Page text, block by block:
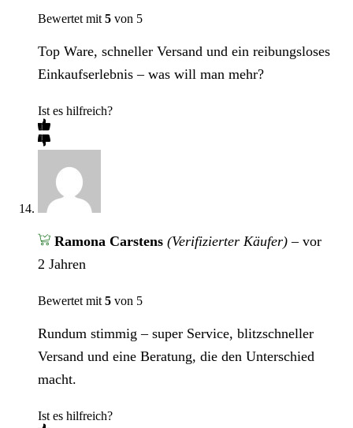
Bewertet mit 5 von 5
Top Ware, schneller Versand und ein reibungsloses
Einkaufserlebnis – was will man mehr?
Ist es hilfreich?
Ramona Carstens (Verifizierter Käufer) – vor
2 Jahren
Bewertet mit 5 von 5
Rundum stimmig – super Service, blitzschneller
Versand und eine Beratung, die den Unterschied
macht.
Ist es hilfreich?